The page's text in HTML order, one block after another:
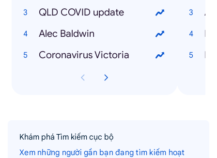
QLD COVID update
Alec Baldwin
Coronavirus Victoria
Khám phá Tìm kiếm cục bộ
Xem những người gần bạn đang tìm kiếm hoạt